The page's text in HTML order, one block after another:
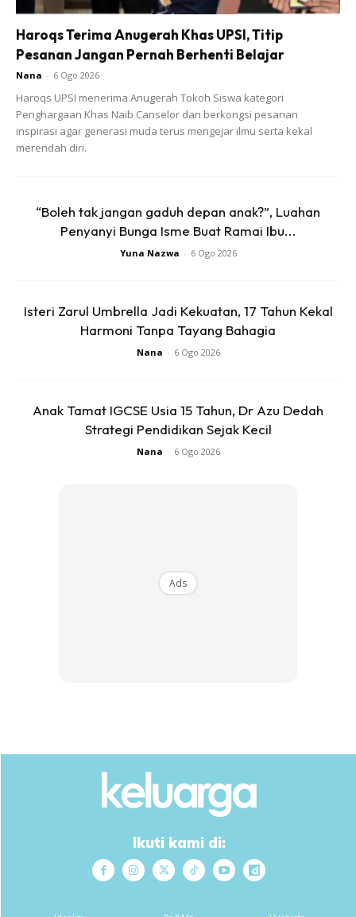
mengikut kemampuan, Jangan sampai rasa terbeban dan
hilangnya keikhlasan.
Jangan lupakan niatkan sedekah ini atas nama anak,
dengan tujuan merungkaikan segala kekusutan dan
kepayahan yang dihadapi. Paling penting Allah kurniakan
kesihatan yang terbaik buat mereka.
kawasan sekolah.
Dalam kereta dia mengalunkan ayat Suci Al-Qur’an
tanpa henti. Antara surah yang dibaca ialah surah yasin.
Akhirnya usaha ini memberi kejayaan yang sangat
cemerlang kepada anaknya, dari 1A semasa trial
Haroqs Terima Anugerah Khas UPSI, Titip
Pesanan Jangan Pernah Berhenti Belajar
Nana - 6 Ogo 2026
Haroqs UPSI menerima Anugerah Tokoh Siswa kategori
Penghargaan Khas Naib Canselor dan berkongsi pesanan
inspirasi agar generasi muda terus mengejar ilmu serta kekal
merendah diri.
“Boleh tak jangan gaduh depan anak?”, Luahan
Penyanyi Bunga Isme Buat Ramai Ibu...
Yuna Nazwa - 6 Ogo 2026
Isteri Zarul Umbrella Jadi Kekuatan, 17 Tahun Kekal
Harmoni Tanpa Tayang Bahagia
Nana - 6 Ogo 2026
Anak Tamat IGCSE Usia 15 Tahun, Dr Azu Dedah
Strategi Pendidikan Sejak Kecil
Nana - 6 Ogo 2026
Ads
Ikuti kami di: